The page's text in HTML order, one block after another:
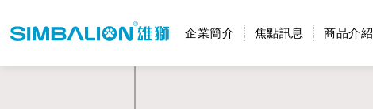
企業簡介 焦點訊息 商品介紹